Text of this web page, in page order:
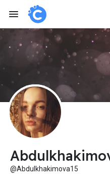
@Abdulkhakimova15